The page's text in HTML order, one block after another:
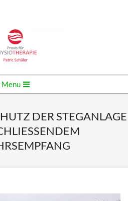
Menu
DER STEGANLAGE
N